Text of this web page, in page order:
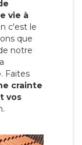
vie à
c'est le
que
notre
. Faites
crainte
vos